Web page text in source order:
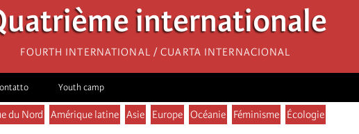
internationale
Fourth International / Cuarta Internacional
Youth camp
du Nord Amérique latine Asie Europe Océanie Féminisme Écologie